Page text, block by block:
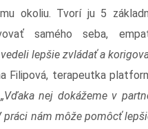
okoliu. Tvorí ju 5
samého seba,
lepšie zvládať a
Filipová, terapeutka
„Vďaka nej dokážeme v
nám môže pomôcť